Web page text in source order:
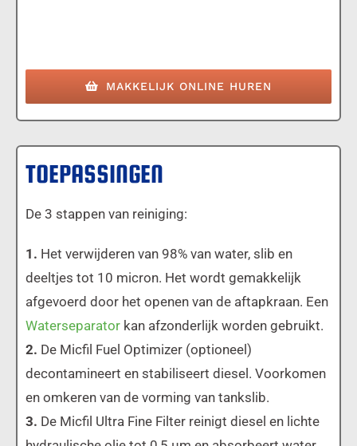
MAKKELIJK ONLINE HUREN
TOEPASSINGEN
De 3 stappen van reiniging:
1. Het verwijderen van 98% van water, slib en
deeltjes tot 10 micron. Het wordt gemakkelijk
afgevoerd door het openen van de aftapkraan. Een
Waterseparator kan afzonderlijk worden gebruikt.
2. De Micfil Fuel Optimizer (optioneel)
decontamineert en stabiliseert diesel. Voorkomen
en omkeren van de vorming van tankslib.
3. De Micfil Ultra Fine Filter reinigt diesel en lichte